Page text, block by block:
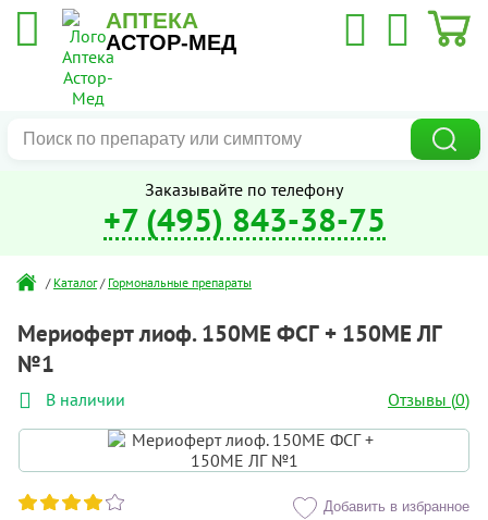
АПТЕКА
АСТОР-МЕД
Заказывайте по телефону
+7 (495) 843-38-75
/ Каталог / Гормональные препараты
Мериоферт лиоф. 150МЕ ФСГ + 150МЕ ЛГ
№1
В наличии Отзывы (0)
Добавить в избранное